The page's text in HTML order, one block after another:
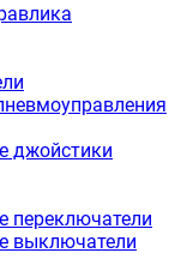
джойстики
переключатели
выключатели